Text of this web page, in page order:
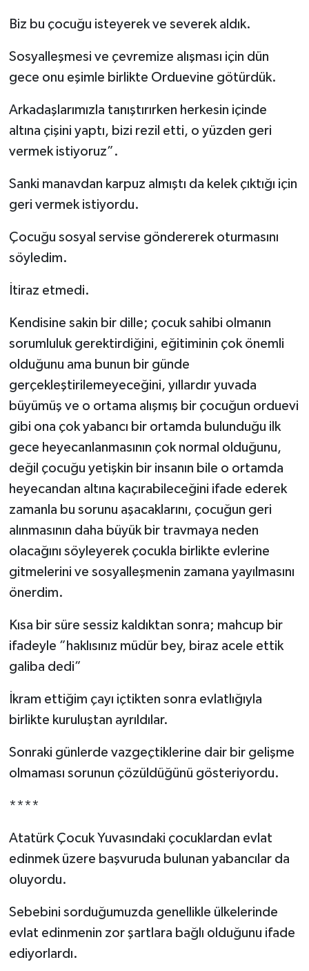
Biz bu çocuğu isteyerek ve severek aldık.
Sosyalleşmesi ve çevremize alışması için dün
gece onu eşimle birlikte Orduevine götürdük.
Arkadaşlarımızla tanıştırırken herkesin içinde
altına çişini yaptı, bizi rezil etti, o yüzden geri
vermek istiyoruz”.
Sanki manavdan karpuz almıştı da kelek çıktığı için
geri vermek istiyordu.
Çocuğu sosyal servise göndererek oturmasını
söyledim.
İtiraz etmedi.
Kendisine sakin bir dille; çocuk sahibi olmanın
sorumluluk gerektirdiğini, eğitiminin çok önemli
olduğunu ama bunun bir günde
gerçekleştirilemeyeceğini, yıllardır yuvada
büyümüş ve o ortama alışmış bir çocuğun orduevi
gibi ona çok yabancı bir ortamda bulunduğu ilk
gece heyecanlanmasının çok normal olduğunu,
değil çocuğu yetişkin bir insanın bile o ortamda
heyecandan altına kaçırabileceğini ifade ederek
zamanla bu sorunu aşacaklarını, çocuğun geri
alınmasının daha büyük bir travmaya neden
olacağını söyleyerek çocukla birlikte evlerine
gitmelerini ve sosyalleşmenin zamana yayılmasını
önerdim.
Kısa bir süre sessiz kaldıktan sonra; mahcup bir
ifadeyle ”haklısınız müdür bey, biraz acele ettik
galiba dedi”
İkram ettiğim çayı içtikten sonra evlatlığıyla
birlikte kuruluştan ayrıldılar.
Sonraki günlerde vazgeçtiklerine dair bir gelişme
olmaması sorunun çözüldüğünü gösteriyordu.
****
Atatürk Çocuk Yuvasındaki çocuklardan evlat
edinmek üzere başvuruda bulunan yabancılar da
oluyordu.
Sebebini sorduğumuzda genellikle ülkelerinde
evlat edinmenin zor şartlara bağlı olduğunu ifade
ediyorlardı.